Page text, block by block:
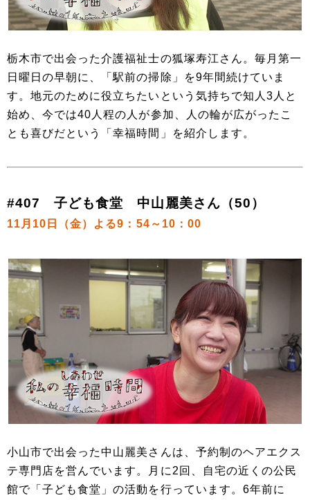
栃木市で出会った介護福祉士の狐塚寿江さん。毎月第一
日曜日の早朝に、「駅前の掃除」を9年間続けていま
す。地元のために役立ちたいという気持ちで知人3人と
始め、今では40人程の人が参加、人の輪が広がったこ
とも喜びだという「幸福時間」を紹介します。
#407 子ども食堂 中山麗美さん（50）
11月10日（金）よる9：54～10：00
小山市で出会った中山麗美さんは、予約制のヘアエクス
テ専門店を営んでいます。月に2回、自宅の近くの公民
館で「子ども食堂」の活動を行っています。6年前に